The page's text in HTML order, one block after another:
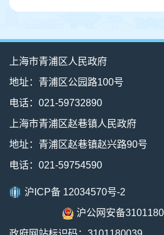
上海市青浦区人民政府
地址：青浦区公园路100号
电话：021-59732890
上海市青浦区赵巷镇人民政府
地址：青浦区赵巷镇赵兴路90号
电话：021-59754590
沪ICP备 12034570号-2
沪公网安备